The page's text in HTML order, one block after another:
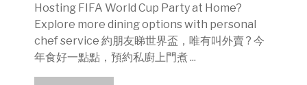
Hosting FIFA World Cup Party at Home?
Explore more dining options with personal
chef service 約朋友睇世界盃，唯有叫外賣 ? 今
年食好一點點，預約私廚上門煮 ...